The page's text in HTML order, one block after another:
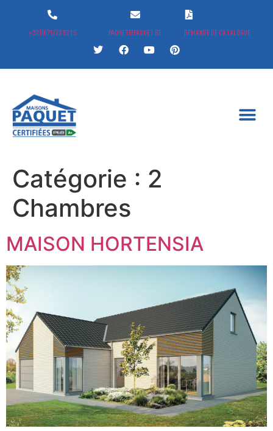
+32 (0)71/22 82 15 PAQUET@PAQUET.BE DEMANDE DE CATALOGUE
Catégorie : 2
Chambres
MAISON HORTENSIA